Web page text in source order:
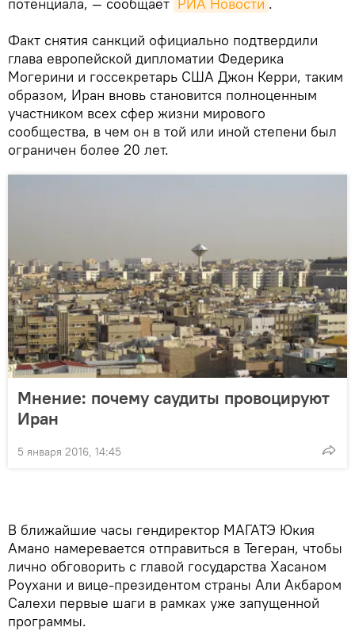
Факт снятия санкций официально подтвердили
глава европейской дипломатии Федерика
Могерини и госсекретарь США Джон Керри, таким
образом, Иран вновь становится полноценным
участником всех сфер жизни мирового
сообщества, в чем он в той или иной степени был
ограничен более 20 лет.
Мнение: почему саудиты провоцируют
Иран
5 января 2016, 14:45
В ближайшие часы гендиректор МАГАТЭ Юкия
Амано намеревается отправиться в Тегеран, чтобы
лично обговорить с главой государства Хасаном
Роухани и вице-президентом страны Али Акбаром
Салехи первые шаги в рамках уже запущенной
программы.